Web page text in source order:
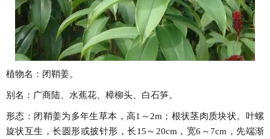
植物名：闭鞘姜。
别名：广商陆、水蕉花、樟柳头、白石笋。
形态：闭鞘姜为多年生草本，高1～2m；根状茎肉质块状。叶螺
旋状互生，长圆形或披针形，长15～20cm，宽6～7cm，先端渐